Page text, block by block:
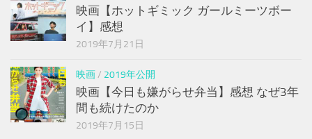
映画【ホットギミック ガールミーツボー
イ】感想
2019年7月21日
映画/ 2019年公開
映画【今日も嫌がらせ弁当】感想 なぜ3年
間も続けたのか
2019年7月15日